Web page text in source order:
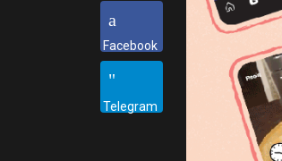
Facebook
Telegram